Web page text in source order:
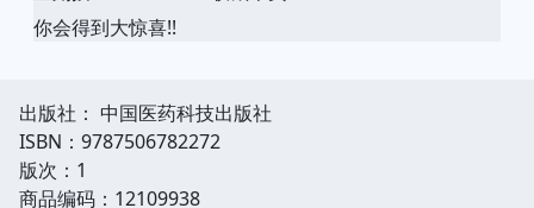
你会得到大惊喜!!
出版社： 中国医药科技出版社
ISBN：9787506782272
版次：1
商品编码：12109938